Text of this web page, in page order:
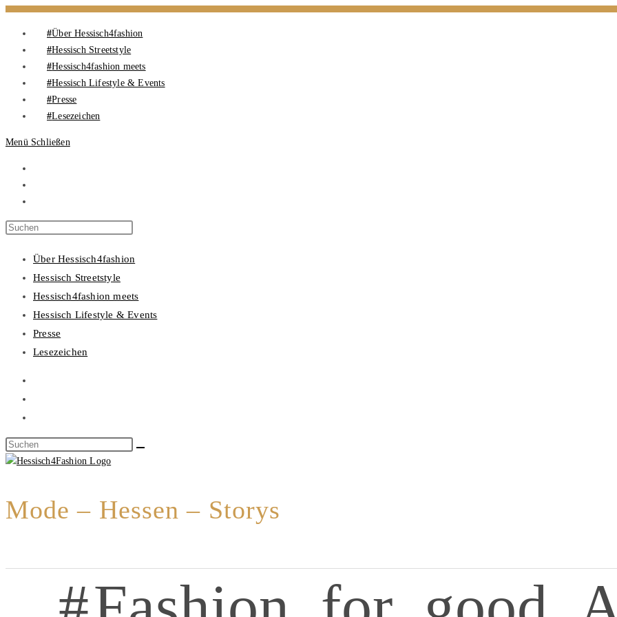
Über Hessisch4fashion
Hessisch Streetstyle
Hessisch4fashion meets
Hessisch Lifestyle & Events
Presse
Lesezeichen
Menü Schließen
Über Hessisch4fashion
Hessisch Streetstyle
Hessisch4fashion meets
Hessisch Lifestyle & Events
Presse
Lesezeichen
Mode – Hessen – Storys